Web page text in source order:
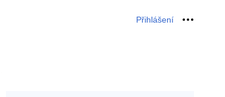
Přihlášení Osobní